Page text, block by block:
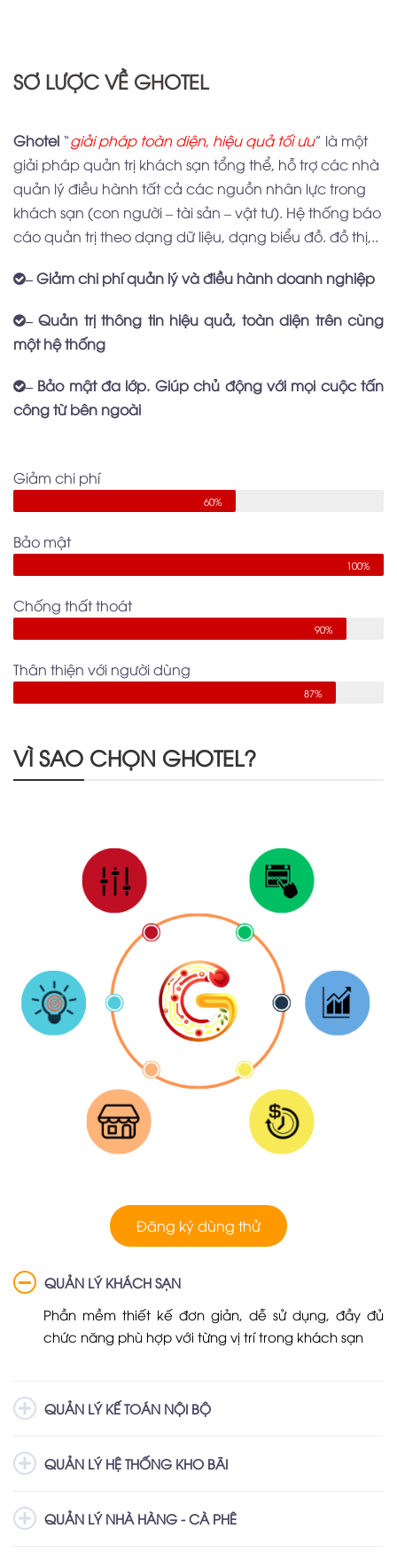
SƠ LƯỢC VỀ GHOTEL
Ghotel “giải pháp toàn diện, hiệu quả tối ưu” là một
giải pháp quản trị khách sạn tổng thể, hỗ trợ các nhà
quản lý điều hành tất cả các nguồn nhân lực trong
khách sạn (con người – tài sản – vật tư). Hệ thống báo
cáo quản trị theo dạng dữ liệu, dạng biểu đồ. đồ thị,..
– Giảm chi phí quản lý và điều hành doanh nghiệp
– Quản trị thông tin hiệu quả, toàn diện trên cùng
một hệ thống
– Bảo mật đa lớp. Giúp chủ động với mọi cuộc tấn
công từ bên ngoài
Giảm chi phí
60%
Bảo mật
100%
Chống thất thoát
90%
Thân thiện với người dùng
87%
VÌ SAO CHỌN GHOTEL?
Đăng ký dùng thử
QUẢN LÝ KHÁCH SẠN
Phần mềm thiết kế đơn giản, dễ sử dụng, đầy đủ
chức năng phù hợp với từng vị trí trong khách sạn
QUẢN LÝ KẾ TOÁN NỘI BỘ
QUẢN LÝ HỆ THỐNG KHO BÃI
QUẢN LÝ NHÀ HÀNG - CÀ PHÊ